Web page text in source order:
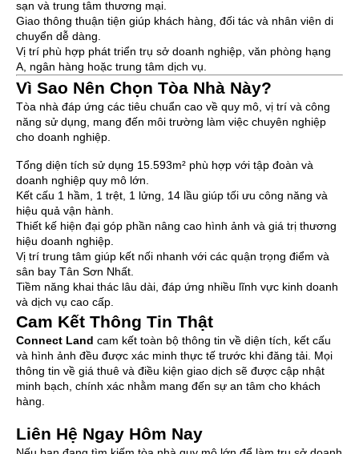
sạn và trung tâm thương mại.
Giao thông thuận tiện giúp khách hàng, đối tác và nhân viên di
chuyển dễ dàng.
Vị trí phù hợp phát triển trụ sở doanh nghiệp, văn phòng hạng
A, ngân hàng hoặc trung tâm dịch vụ.
Vì Sao Nên Chọn Tòa Nhà Này?
Tòa nhà đáp ứng các tiêu chuẩn cao về quy mô, vị trí và công
năng sử dụng, mang đến môi trường làm việc chuyên nghiệp
cho doanh nghiệp.
Tổng diện tích sử dụng 15.593m² phù hợp với tập đoàn và
doanh nghiệp quy mô lớn.
Kết cấu 1 hầm, 1 trệt, 1 lửng, 14 lầu giúp tối ưu công năng và
hiệu quả vận hành.
Thiết kế hiện đại góp phần nâng cao hình ảnh và giá trị thương
hiệu doanh nghiệp.
Vị trí trung tâm giúp kết nối nhanh với các quận trọng điểm và
sân bay Tân Sơn Nhất.
Tiềm năng khai thác lâu dài, đáp ứng nhiều lĩnh vực kinh doanh
và dịch vụ cao cấp.
Cam Kết Thông Tin Thật
Connect Land cam kết toàn bộ thông tin về diện tích, kết cấu
và hình ảnh đều được xác minh thực tế trước khi đăng tải. Mọi
thông tin về giá thuê và điều kiện giao dịch sẽ được cập nhật
minh bạch, chính xác nhằm mang đến sự an tâm cho khách
hàng.
Liên Hệ Ngay Hôm Nay